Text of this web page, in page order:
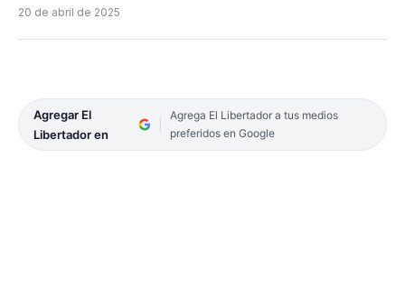
20 de abril de 2025
Agregar El
Libertador en
Agrega El Libertador a tus medios
preferidos en Google